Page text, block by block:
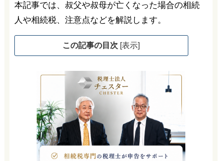
本記事では、叔父や叔母が亡くなった場合の相続
人や相続税、注意点などを解説します。
この記事の目次 [表示]